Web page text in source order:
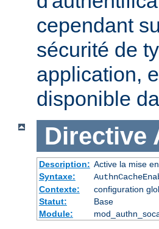
cependant
sécurité de
application,
disponible
Directive
Description: Active la mise
Syntaxe:
Contexte:
configuration
Statut:
Base
Module: